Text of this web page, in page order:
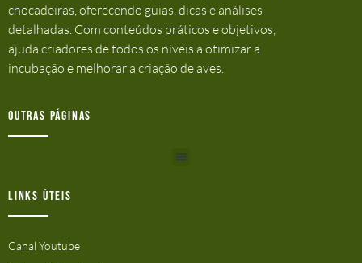
chocadeiras, oferecendo guias, dicas e análises
detalhadas. Com conteúdos práticos e objetivos,
ajuda criadores de todos os níveis a otimizar a
incubação e melhorar a criação de aves.
Outras Páginas
Links ùteis
Canal Youtube